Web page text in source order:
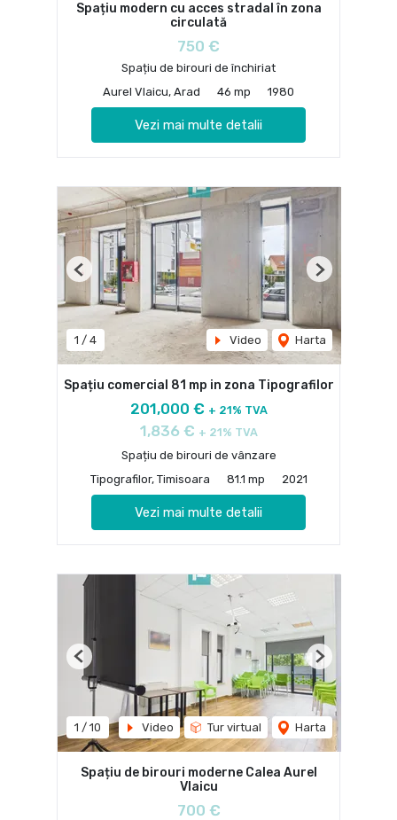
Spațiu modern cu acces stradal în zona
circulată
750 €
Spațiu de birouri de închiriat
Aurel Vlaicu, Arad
46 mp 1980
Vezi mai multe detalii
1 / 4 Video Harta
Previous Next
Spațiu comercial 81 mp in zona Tipografilor
201,000 € + 21% TVA
1,836 € + 21% TVA
Spațiu de birouri de vânzare
Tipografilor, Timisoara
81.1 mp 2021
Vezi mai multe detalii
1 / 10 Video Tur virtual Harta
Previous Next
Spațiu de birouri moderne Calea Aurel
Vlaicu
700 €